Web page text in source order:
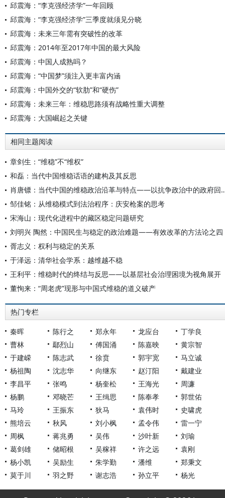
邱震海：“李克强经济学”一年回顾
邱震海：“李克强经济学”三季度就须见分晓
邱震海：未来三年需有突破性的改革
邱震海：2014年至2017年中国的最大风险
邱震海：中国人成熟吗？
邱震海：“中国梦”须注入更丰富内涵
邱震海：中国外交的“软肋”和“硬伤”
邱震海：未来三年：维稳思路须有战略性重大调整
邱震海：大国崛起之关键
相同主题阅读
章剑生：“维稳”不“维权”
和磊：当代中国维稳话语的建构及其反思
肖唐镖：当代中国的维稳政治
邹佳铭：从维稳模式到法治程序：庆安枪案的思考
宋海山：现代化进程中的藏区稳定问题研究
刘明兴 陶然：中国民生与稳定的政治难题——有效改革的方法论之四
胥志义：权利与稳定的关系
于泽远：清华社会学系：越维越不稳
王利平：维稳时代的终结与反思——以基层社会治理困境为视角展开
董恂来：“周老虎”现形与中国式维稳的道义破产
热门专栏
秦晖 陈行之 郑永年 龙应台
丁学良
曹林
鄢烈山 傅国涌 陈嘉映
黄宗智
于建嵘
陈志武 徐贲 郭宇宽
马立诚
杨祖陶
沈志华 向继东 赵汀阳
戴建业
李昌平
张鸣 杨奎松 王海光
周濂
杨鹏
邓晓芒 王缉思 陈奉孝
郭世佑
马玲
王振东 狄马 袁伟时
史啸虎
熊培云
秋风 刘小枫 孟令伟
雷一宁
周枫
蒋兆勇 吴伟 沙叶新
刘瑜
葛剑雄
储昭根 吴稼祥 许之远
袁刚
杨小凯
吴励生 朱学勤 潘维
郑秉文
莫于川
羽之野 谢志浩 孙立平 杨光